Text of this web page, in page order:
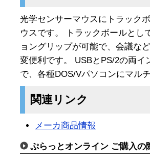
光学センサーマウスにトラック
ウスです。 トラックボールとし
ョングリップが可能で、会議な
変便利です。 USBとPS/2の両
で、各種DOS/Vパソコンにマル
関連リンク
メーカ商品情報
ぷらっとオンライン ご購入の